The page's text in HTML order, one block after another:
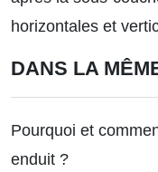
horizontales et
DANS LA
Pourquoi et
enduit ?